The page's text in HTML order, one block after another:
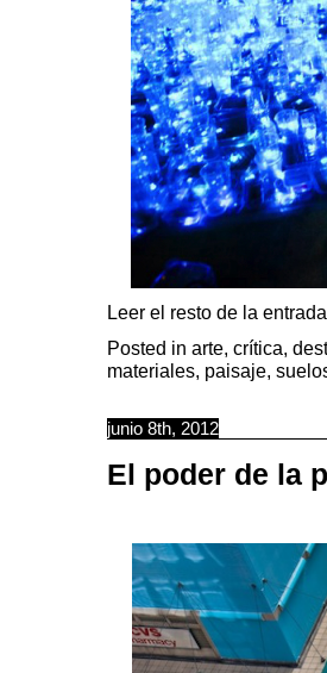
Leer el resto de la entrada
Posted in arte, crítica,
materiales, paisaje,
junio 8th, 2012
El poder de la